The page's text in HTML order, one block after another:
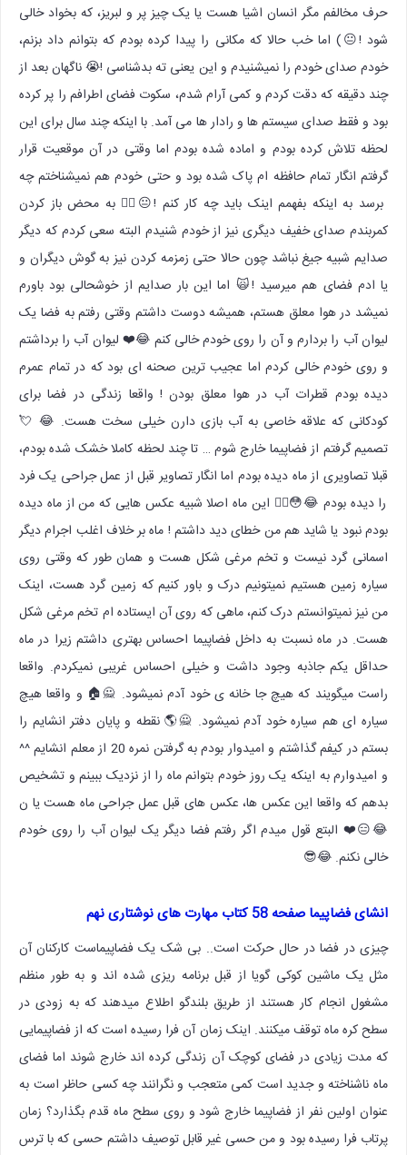
حرف مخالفم مگر انسان اشیا هست یا یک چیز پر و لبریز، که بخواد خالی
شود !😐) اما خب حالا که مکانی را پیدا کرده بودم که بتوانم داد بزنم،
خودم صدای خودم را نمیشنیدم و این یعنی ته بدشناسی !😭 ناگهان بعد از
چند دقیقه که دقت کردم و کمی آرام شدم، سکوت فضای اطرافم را پر کرده
بود و فقط صدای سیستم ها و رادار ها می آمد. با اینکه چند سال برای این
لحظه تلاش کرده بودم و اماده شده بودم اما وقتی در آن موقعیت قرار
گرفتم انگار تمام حافظه ام پاک شده بود و حتی خودم هم نمیشناختم چه
برسد به اینکه بفهمم اینک باید چه کار کنم !😐🤷‍♀ به محض باز کردن
کمربندم صدای خفیف دیگری نیز از خودم شنیدم البته سعی کردم که دیگر
صدایم شبیه جیغ نباشد چون حالا حتی زمزمه کردن نیز به گوش دیگران و
یا ادم فضای هم میرسید !🙀 اما این بار صدایم از خوشحالی بود باورم
نمیشد در هوا معلق هستم، همیشه دوست داشتم وقتی رفتم به فضا یک
لیوان آب را بردارم و آن را روی خودم خالی کنم 😂❤️ لیوان آب را برداشتم
و روی خودم خالی کردم اما عجیب ترین صحنه ای بود که در تمام عمرم
دیده بودم قطرات آب در هوا معلق بودن ! واقعا زندگی در فضا برای
کودکانی که علاقه خاصی به آب بازی دارن خیلی سخت هست. 😂 💘
تصمیم گرفتم از فضاپیما خارج شوم … تا چند لحظه کاملا خشک شده بودم،
قبلا تصاویری از ماه دیده بودم اما انگار تصاویر قبل از عمل جراحی یک فرد
را دیده بودم 😂😳🤦‍♀ این ماه اصلا شبیه عکس هایی که من از ماه دیده
بودم نبود یا شاید هم من خطای دید داشتم ! ماه بر خلاف اغلب اجرام دیگر
اسمانی گرد نیست و تخم مرغی شکل هست و همان طور که وقتی روی
سیاره زمین هستیم نمیتونیم درک و باور کنیم که زمین گرد هست، اینک
من نیز نمیتوانستم درک کنم، ماهی که روی آن ایستاده ام تخم مرغی شکل
هست. در ماه نسبت به داخل فضاپیما احساس بهتری داشتم زیرا در ماه
حداقل یکم جاذبه وجود داشت و خیلی احساس غریبی نمیکردم. واقعا
راست میگویند که هیچ جا خانه ی خود آدم نمیشود. 🙅🏠 و واقعا هیچ
سیاره ای هم سیاره خود آدم نمیشود. 🙅🌎 نقطه و پایان دفتر انشایم را
بستم در کیفم گذاشتم و امیدوار بودم به گرفتن نمره 20 از معلم انشایم ^^
و امیدوارم به اینکه یک روز خودم بتوانم ماه را از نزدیک ببینم و تشخیص
بدهم که واقعا این عکس ها، عکس های قبل عمل جراحی ماه هست یا ن
😂😑❤️ البتع قول میدم اگر رفتم فضا دیگر یک لیوان آب را روی خودم
خالی نکنم. 😂😎
انشای فضاپیما صفحه 58 کتاب مهارت های نوشتاری نهم
چیزی در فضا در حال حرکت است.. بی شک یک فضاپیماست کارکنان آن
مثل یک ماشین کوکی گویا از قبل برنامه ریزی شده اند و به طور منظم
مشغول انجام کار هستند از طریق بلندگو اطلاع میدهند که به زودی در
سطح کره ماه توقف میکنند. اینک زمان آن فرا رسیده است که از فضاپیمایی
که مدت زیادی در فضای کوچک آن زندگی کرده اند خارج شوند اما فضای
ماه ناشناخته و جدید است کمی متعجب و نگرانند چه کسی حاظر است به
عنوان اولین نفر از فضاپیما خارج شود و روی سطح ماه قدم بگذارد؟ زمان
پرتاب فرا رسیده بود و من حسی غیر قابل توصیف داشتم حسی که با ترس